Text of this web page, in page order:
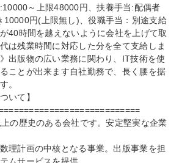
～上限48000円、扶養手当:配偶者
10000円(上限無し)、役職手当：別途支給
40時間を越えないように会社を上げて取
は残業時間に対応した分を全て支給しま
出版物の広い業務に関わり、IT技術を使
ことが出来ます自社勤務で、長く腰を据
。
いて】
の歴史のある会社です。安定堅実な企業
理計画の中核となる事業。出版事業を担